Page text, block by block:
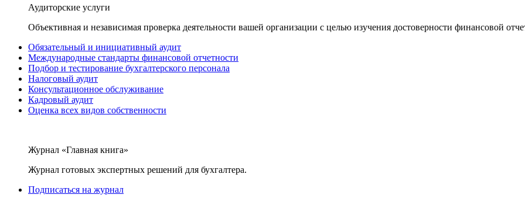
Аудиторские услуги
Объективная и независимая проверка деятельности вашей организации с целью изучения достоверности финансовой
Обязательный и инициативный аудит
Международные стандарты финансовой отчетности
Подбор и тестирование бухгалтерского персонала
Налоговый аудит
Консультационное обслуживание
Кадровый аудит
Оценка всех видов собственности
Журнал «Главная книга»
Журнал готовых экспертных решений для бухгалтера.
Подписаться на журнал